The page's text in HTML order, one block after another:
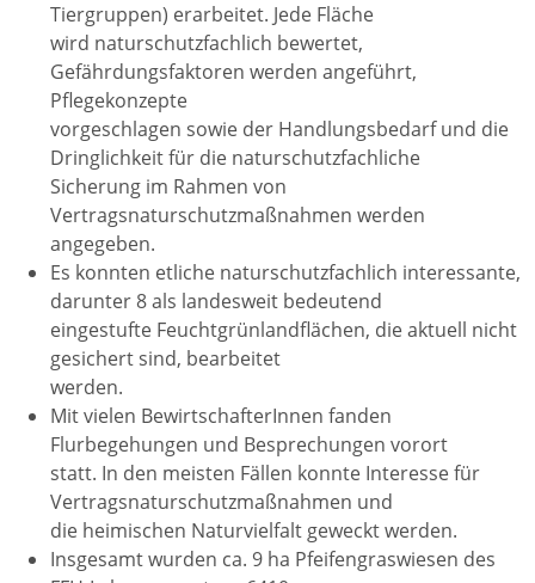
Tiergruppen) erarbeitet. Jede Fläche
wird naturschutzfachlich bewertet,
Gefährdungsfaktoren werden angeführt,
Pflegekonzepte
vorgeschlagen sowie der Handlungsbedarf und die
Dringlichkeit für die naturschutzfachliche
Sicherung im Rahmen von
Vertragsnaturschutzmaßnahmen werden
angegeben.
Es konnten etliche naturschutzfachlich interessante,
darunter 8 als landesweit bedeutend
eingestufte Feuchtgrünlandflächen, die aktuell nicht
gesichert sind, bearbeitet
werden.
Mit vielen BewirtschafterInnen fanden
Flurbegehungen und Besprechungen vorort
statt. In den meisten Fällen konnte Interesse für
Vertragsnaturschutzmaßnahmen und
die heimischen Naturvielfalt geweckt werden.
Insgesamt wurden ca. 9 ha Pfeifengraswiesen des